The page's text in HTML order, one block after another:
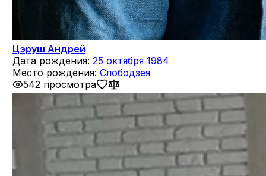
Цэруш Андрей
Дата рождения: 25 октября 1984
Место рождения: Слободзея
542 просмотра